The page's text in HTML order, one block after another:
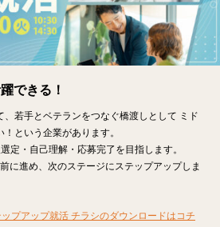
できる！
若手とベテランをつなぐ橋渡しとして ミド
という企業があります。
定・自己理解・応募完了を目指します。
に進め、次のステージにステップアップしま
プアップ就活 チラシのダウンロードはコチ